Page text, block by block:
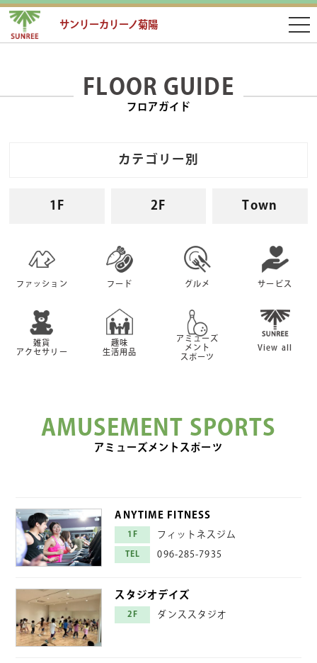
サンリーカリーノ菊陽
FLOOR GUIDE
フロアガイド
カテゴリー別
1F 2F Town
ファッション フード グルメ サービス
雑貨
アクセサリー
趣味
生活用品
アミューズ
メント
スポーツ
View all
AMUSEMENT SPORTS
アミューズメントスポーツ
ANYTIME FITNESS
1F フィットネスジム
TEL 096-285-7935
スタジオデイズ
2F ダンススタジオ